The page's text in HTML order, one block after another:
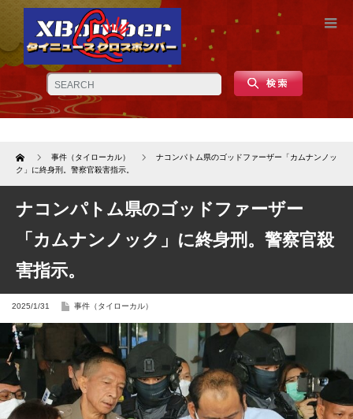
Home 事件（タイローカル）
ナコンパトム県のゴッドファーザー「カムナンノッ
ク」に終身刑。警察官殺害指示。
ナコンパトム県のゴッドファーザー
「カムナンノック」に終身刑。警察官殺
害指示。
2025/1/31 事件（タイローカル）